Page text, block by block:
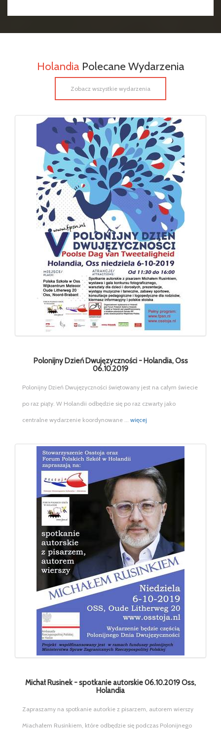
Holandia Polecane Wydarzenia
Zobacz wszystkie wydarzenia
Polonijny Dzień Dwujęzyczności - Holandia, Oss
06.10.2019
Polonijny Dzień Dwujęzyczności świętowany jest na całym świecie
po raz piąty. W Holandii odbędzie się po raz czwarty jako
centralne wydarzenie koordynowane ... więcej
Michał Rusinek - spotkanie autorskie 06.10.2019 Oss,
Holandia
Zapraszamy na spotkanie autorkie z pisarzem, autorem wierszy
Miachałem Rusinkiem, które odbędzie się podczas Polonijnego